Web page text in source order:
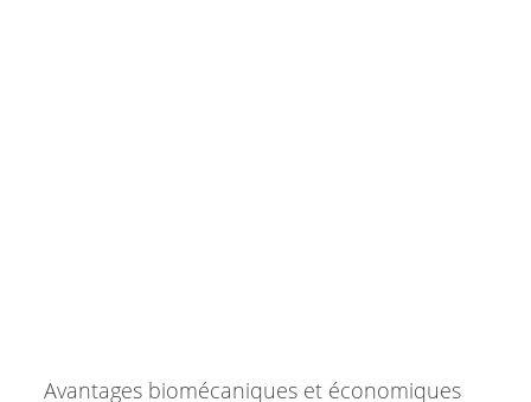
Avantages biomécaniques et économiques